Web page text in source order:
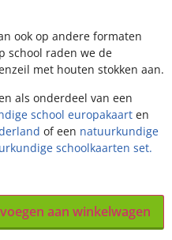
raden we de uitvoering
stokken aan.
onderdeel van een
school europakaart en een
of eennatuurkundige kaart van
set.
aan winkelwagen